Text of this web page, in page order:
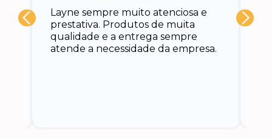
Layne sempre muito atenciosa e
prestativa. Produtos de muita
qualidade e a entrega sempre
atende a necessidade da empresa.